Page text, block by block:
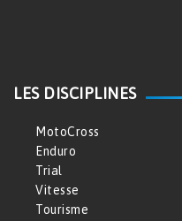
LES DISCIPLINES
MotoCross
Enduro
Trial
Vitesse
Tourisme